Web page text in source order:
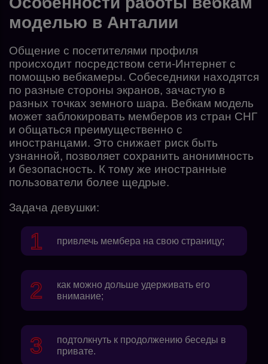
моделью в Анталии
Общение с посетителями профиля
происходит посредством сети-Интернет с
помощью вебкамеры. Собеседники находятся
по разные стороны экранов, зачастую в
разных точках земного шара. Вебкам модель
может заблокировать мемберов из стран СНГ
и общаться преимущественно с
иностранцами. Это снижает риск быть
узнанной, позволяет сохранить анонимность
и безопасность. К тому же иностранные
пользователи более щедрые.
Задача девушки:
привлечь мембера на свою страницу;
как можно дольше удерживать его
внимание;
подтолкнуть к продолжению беседы в
привате.